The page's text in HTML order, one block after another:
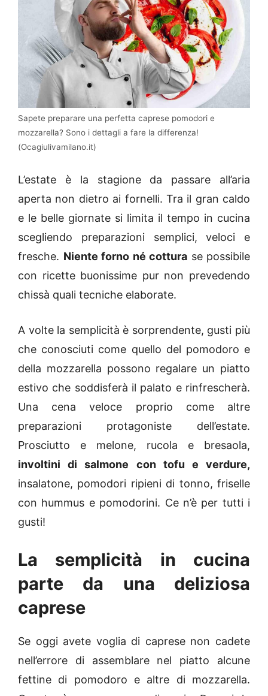
Sapete preparare una perfetta caprese pomodori e
mozzarella? Sono i dettagli a fare la differenza!
(Ocagiulivamilano.it)
L’estate è la stagione da passare all’aria
aperta non dietro ai fornelli. Tra il gran caldo
e le belle giornate si limita il tempo in cucina
scegliendo preparazioni semplici, veloci e
fresche. Niente forno né cottura se possibile
con ricette buonissime pur non prevedendo
chissà quali tecniche elaborate.
A volte la semplicità è sorprendente, gusti più
che conosciuti come quello del pomodoro e
della mozzarella possono regalare un piatto
estivo che soddisferà il palato e rinfrescherà.
Una cena veloce proprio come altre
preparazioni protagoniste dell’estate.
Prosciutto e melone, rucola e bresaola,
involtini di salmone con tofu e verdure,
insalatone, pomodori ripieni di tonno, friselle
con hummus e pomodorini. Ce n’è per tutti i
gusti!
La semplicità in cucina
parte da una deliziosa
caprese
Se oggi avete voglia di caprese non cadete
nell’errore di assemblare nel piatto alcune
fettine di pomodoro e altre di mozzarella.